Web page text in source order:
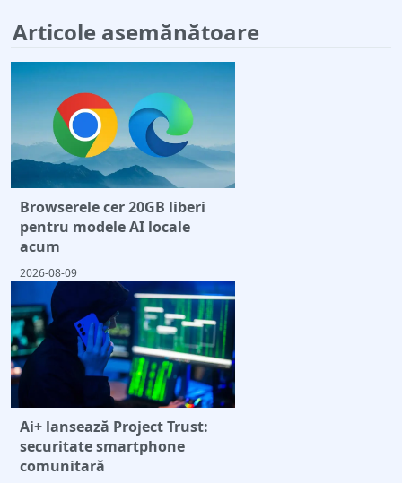
Articole asemănătoare
Browserele cer 20GB liberi
pentru modele AI locale
acum
2026-08-09
Ai+ lansează Project Trust:
securitate smartphone
comunitară